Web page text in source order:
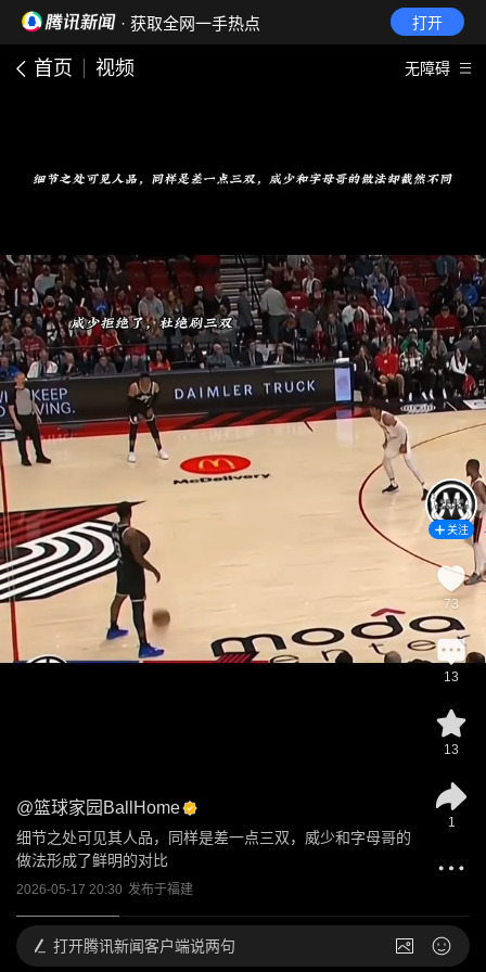
· 获取全网一手热点 打开
首页 视频 无障碍
@篮球家园BallHome
细节之处可见其人品，同样是差一点三双，威少和字母哥的
做法形成了鲜明的对比
2026-05-17 20:30 发布于福建
关注
73
13
13
1
打开腾讯新闻客户端说两句